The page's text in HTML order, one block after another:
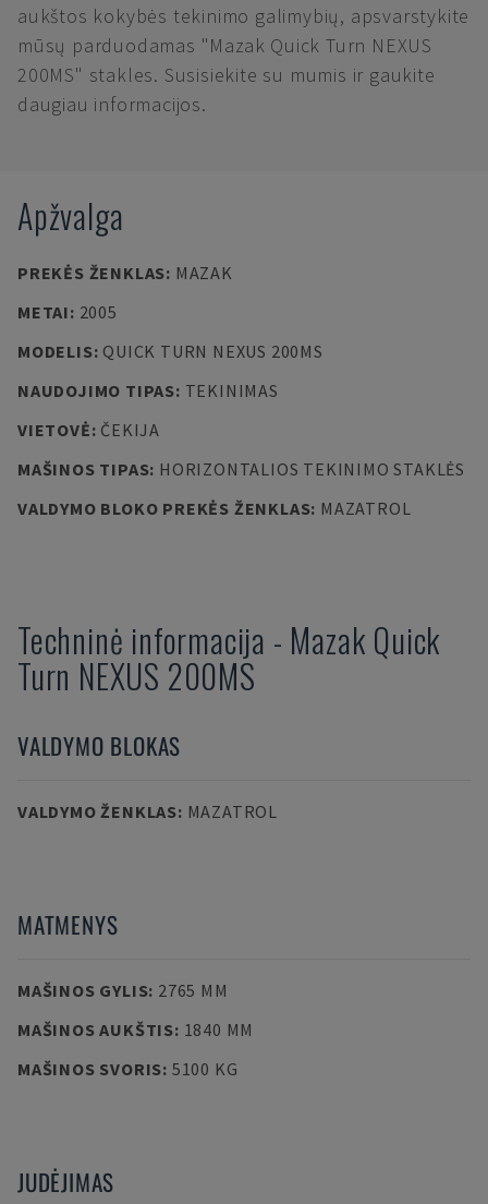
aukštos kokybės tekinimo galimybių, apsvarstykite
mūsų parduodamas "Mazak Quick Turn NEXUS
200MS" stakles. Susisiekite su mumis ir gaukite
daugiau informacijos.
Apžvalga
PREKĖS ŽENKLAS: MAZAK
METAI: 2005
MODELIS: QUICK TURN NEXUS 200MS
NAUDOJIMO TIPAS: TEKINIMAS
VIETOVĖ: ČEKIJA
MAŠINOS TIPAS: HORIZONTALIOS TEKINIMO STAKLĖS
VALDYMO BLOKO PREKĖS ŽENKLAS: MAZATROL
Techninė informacija - Mazak Quick
Turn NEXUS 200MS
VALDYMO BLOKAS
VALDYMO ŽENKLAS: MAZATROL
MATMENYS
MAŠINOS GYLIS: 2765 MM
MAŠINOS AUKŠTIS: 1840 MM
MAŠINOS SVORIS: 5100 KG
JUDĖJIMAS